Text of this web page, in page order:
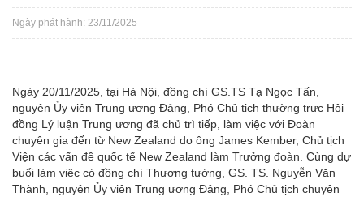
Ngày phát hành: 23/11/2025
Ngày 20/11/2025, tại Hà Nội, đồng chí GS.TS Tạ Ngọc Tấn,
nguyên Ủy viên Trung ương Đảng, Phó Chủ tịch thường trực Hội
đồng Lý luận Trung ương đã chủ trì tiếp, làm việc với Đoàn
chuyên gia đến từ New Zealand do ông James Kember, Chủ tịch
Viện các vấn đề quốc tế New Zealand làm Trưởng đoàn. Cùng dự
buổi làm việc có đồng chí Thượng tướng, GS. TS. Nguyễn Văn
Thành, nguyên Ủy viên Trung ương Đảng, Phó Chủ tịch chuyên